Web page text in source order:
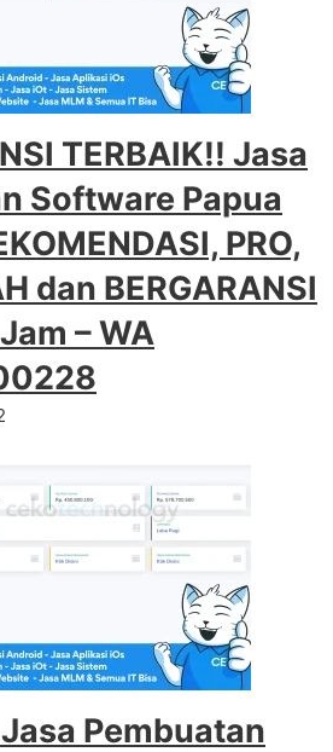
TERBAIK!! Jasa
Software Papua
PRO,
dan BERGARANSI
– WA
Pembuatan